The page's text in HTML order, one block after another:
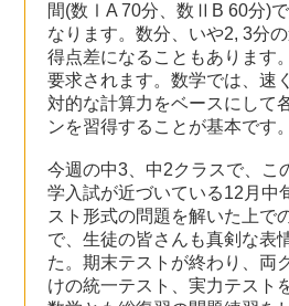
間(数ⅠA 70分、数ⅡB 60分)で
なります。数分、いや2, 3分
得点差になることもあります
要求されます。数学では、速
対的な計算力をベースにして
ンを習得することが基本です。
今週の中3、中2クラスで、こ
学入試が近づいている12月中
スト形式の問題を解いた上で
で、生徒の皆さんも真剣な表
た。期末テストが終わり、両
けの統一テスト、実力テスト